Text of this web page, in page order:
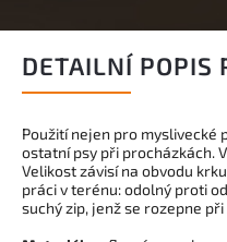
DETAILNÍ POPIS
Použití nejen pro myslivecké
ostatní psy při procházkách.
Velikost závisí na obvodu
práci v terénu: odolný proti
suchý zip, jenž se rozepne